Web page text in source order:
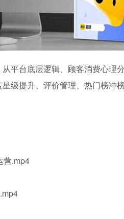
平台底层逻辑、顾客消费心理
级提升、评价管理、热门榜冲
营.mp4